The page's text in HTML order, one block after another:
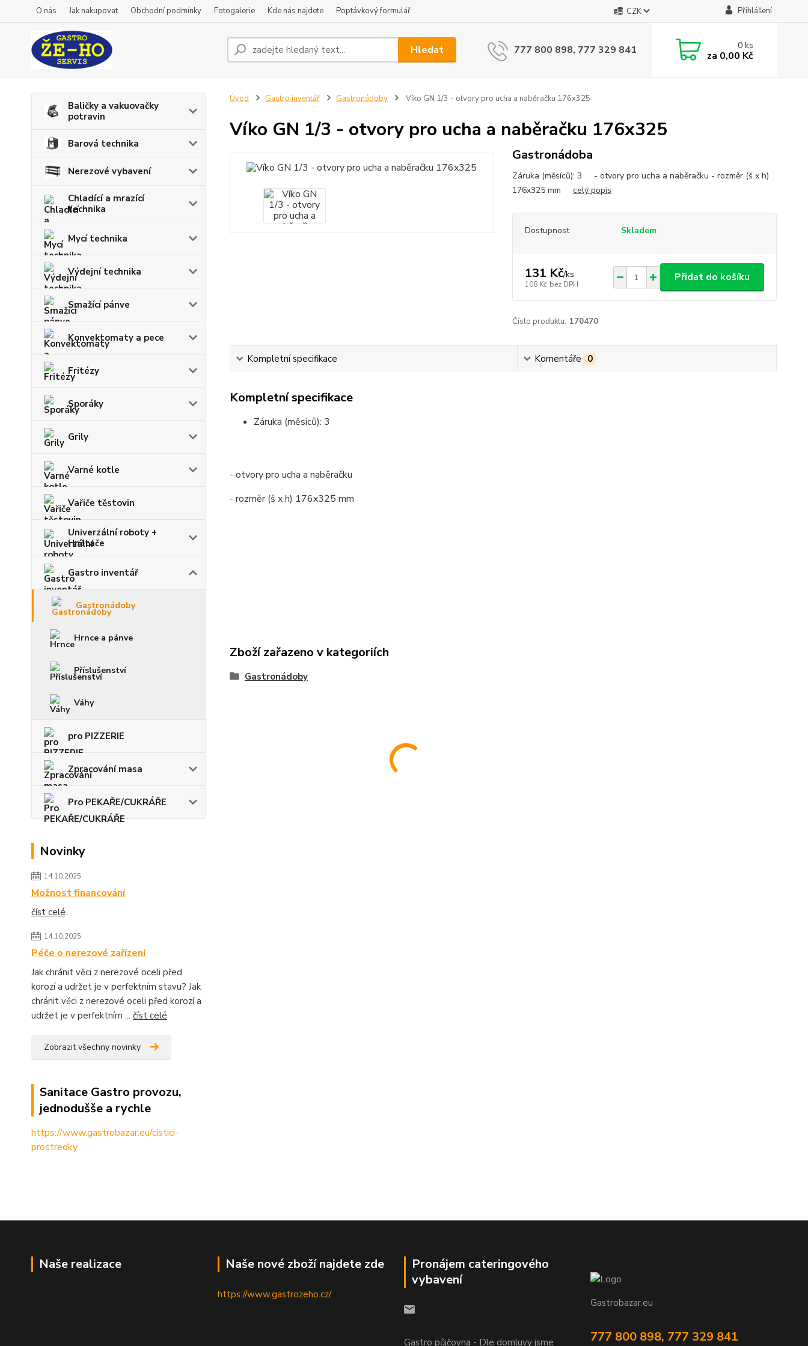
O nás Jak nakupovat Obchodní podmínky Fotogalerie Kde nás najdete Poptávkový formulář CZK Přihlášení
Hledat 777 800 898, 777 329 841 0ks
za 0,00 Kč
Baličky a vakuovačky
potravin
Barová technika
Nerezové vybavení
Chladící a mrazící
technika
Mycí technika
Výdejní technika
Smažící pánve
Konvektomaty a pece
Fritézy
Sporáky
Grily
Varné kotle
Vařiče těstovin
Univerzální roboty +
Hnětače
Gastro inventář
Gastronádoby
Hrnce a pánve
Příslušenství
Váhy
pro PIZZERIE
Zpracování masa
Pro PEKAŘE/CUKRÁŘE
Novinky
14.10.2025
Možnost financování
číst celé
14.10.2025
Péče o nerezové zařízení
Jak chránit věci z nerezové oceli před
korozí a udržet je v perfektním stavu? Jak
chránit věci z nerezové oceli před korozí a
udržet je v perfektním ... číst celé
Zobrazit všechny novinky
Sanitace Gastro provozu,
jednodušše a rychle
https://www.gastrobazar.eu/cistici-
prostredky
Úvod Gastro inventář Gastronádoby Víko GN 1/3 - otvory pro ucha a naběračku 176x325
Víko GN 1/3 - otvory pro ucha a naběračku 176x325
Gastronádoba
Záruka (měsíců): 3 - otvory pro ucha a naběračku - rozměr (š x h)
176x325 mm celý popis
Dostupnost Skladem
131 Kč/ks
108 Kč bez DPH
Přidat do košíku
Číslo produktu: 170470
Kompletní specifikace Komentáře 0
Kompletní specifikace
Záruka (měsíců): 3
- otvory pro ucha a naběračku
- rozměr (š x h) 176x325 mm
Zboží zařazeno v kategoriích
Gastronádoby
Naše realizace Naše nové zboží najdete zde
https://www.gastrozeho.cz/
Pronájem cateringového
vybavení
Gastro půjčovna - Dle domluvy jsme
Gastrobazar.eu
777 800 898, 777 329 841